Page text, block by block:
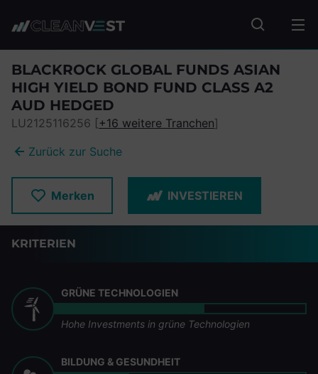
Fonds
BLACKROCK GLOBAL FUNDS ASIAN
HIGH YIELD BOND FUND CLASS A2
AUD HEDGED
LU2125116256 [+16 weitere Tranchen]
Zurück zur Suche
Merken INVESTIEREN
KRITERIEN
GRÜNE TECHNOLOGIEN
Hohe Investments in grüne Technologien
BILDUNG & GESUNDHEIT